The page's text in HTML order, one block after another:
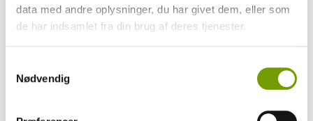
data med andre oplysninger, du har givet dem, eller som
de har indsamlet fra din brug af deres tjenester.
Nødvendig
Fotograf
Illustrationer: Lin Bach Jensen
Nøgleord